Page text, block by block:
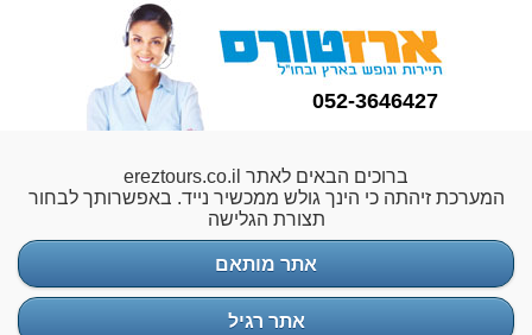
052-3646427
ברוכים הבאים לאתר ereztours.co.il
המערכת זיהתה כי הינך גולש ממכשיר נייד. באפשרותך לבחור
תצורת הגלישה
אתר מותאם
אתר רגיל